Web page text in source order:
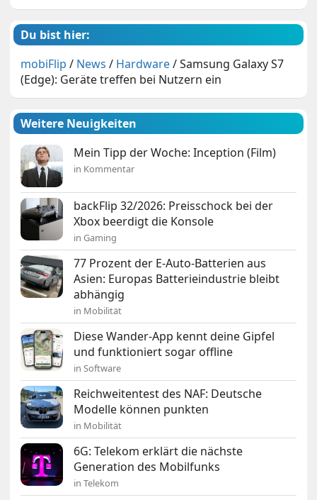
Du bist hier:
mobiFlip / News / Hardware/Samsung Galaxy S7
(Edge): Geräte treffen bei Nutzern ein
Weitere Neuigkeiten
Mein Tipp der Woche: Inception (Film)
in Kommentar
backFlip 32/2026: Preisschock bei der
Xbox beerdigt die Konsole
in Gaming
77 Prozent der E-Auto-Batterien aus
Asien: Europas Batterieindustrie bleibt
abhängig
in Mobilität
Diese Wander-App kennt deine Gipfel
und funktioniert sogar offline
in Software
Reichweitentest des NAF: Deutsche
Modelle können punkten
in Mobilität
6G: Telekom erklärt die nächste
Generation des Mobilfunks
in Telekom